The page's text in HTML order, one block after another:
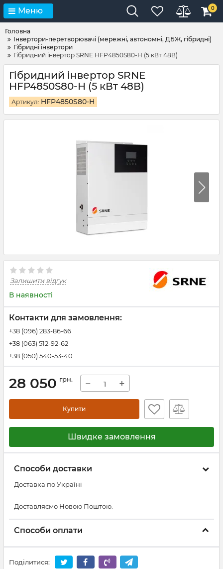
Меню 0
Головна
Інвертори-перетворювачі (мережні, автономні, ДБЖ, гібридні)
Гібридні інвертори
Гібридний інвертор SRNE HFP4850S80-H (5 кВт 48В)
Гібридний інвертор SRNE
HFP4850S80-H (5 кВт 48В)
Артикул: HFP4850S80-H
Залишити відгук
В наявності
Контакти для замовлення:
+38 (096) 283-86-66
+38 (063) 512-92-62
+38 (050) 540-53-40
28 050 грн. − +
Купити
Швидке замовлення
Способи доставки
Доставка по Україні
Доставляємо Новою Поштою.
Способи оплати
Поділитися: